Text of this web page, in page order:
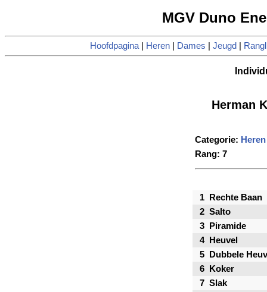
MGV Duno
Hoofdpagina| Heren| Dames Jeugd
Herman
Categorie: Heren
Rang: 7
1
Rechte Baan
2 Salto
3
Piramide
4
Heuvel
5
Dubbele
6
Koker
7 Slak